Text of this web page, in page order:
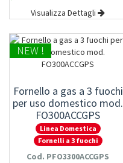
Visualizza Dettagli
NEW !
Fornello a gas a 3 fuochi
per uso domestico mod.
FO300ACCGPS
Linea Domestica
Fornelli a 3 fuochi
Cod. PFO3300ACCGPS